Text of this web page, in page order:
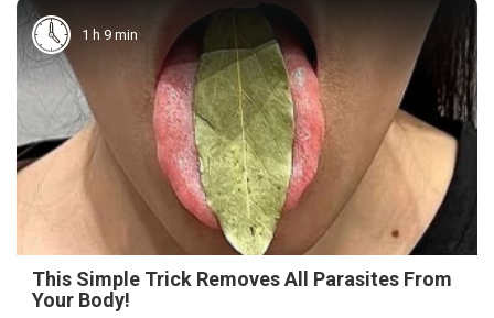
1 h 9 min
This Simple Trick Removes All Parasites From
Your Body!